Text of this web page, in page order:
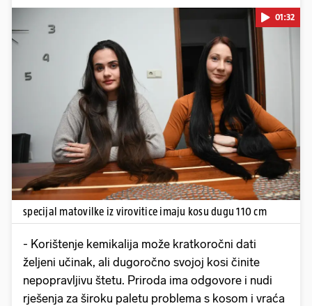
Pokretanje videa...
01:32
specijal matovilke iz virovitice imaju kosu dugu 110 cm
- Korištenje kemikalija može kratkoročni dati
željeni učinak, ali dugoročno svojoj kosi činite
nepopravljivu štetu. Priroda ima odgovore i nudi
rješenja za široku paletu problema s kosom i vraća